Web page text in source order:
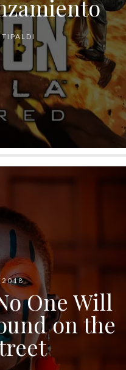
2018
One Will
on the